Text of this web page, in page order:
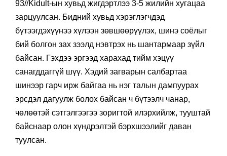
93//Kidult-ын хувьд жигдэртлээ 3-5 жилийн хугацаа
зарцуулсан. Бидний хувьд хэрэглэгчдэд
бүтээгдэхүүнээ хүлээн зөвшөөрүүлэх, шинэ соёлыг
бий болгон зах зээлд нэвтрэх нь шантармаар зүйл
байсан. Гэхдээ эргээд харахад тийм хэцүү
санагддаггүй шүү. Хэдий загварын салбартаа
шинээр гарч ирж байгаа нь нэг талын дампуурах
эрсдэл дагуулж болох байсан ч бүтээлч чанар,
чөлөөтэй сэтгэлгээгээ зоригтой илэрхийлж, тууштай
байснаар олон хүндрэлтэй бэрхшээлийг даван
туулсан.